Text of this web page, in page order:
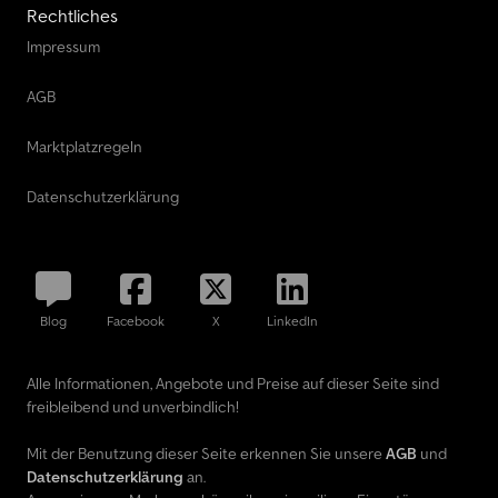
Rechtliches
Impressum
AGB
Marktplatzregeln
Datenschutzerklärung
Blog Facebook X LinkedIn
Alle Informationen, Angebote und Preise auf dieser Seite sind
freibleibend und unverbindlich!
Mit der Benutzung dieser Seite erkennen Sie unsere AGB und
Datenschutzerklärung an.